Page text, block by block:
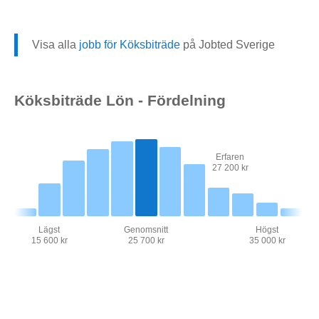
Visa alla jobb för Köksbiträde på Jobted Sverige
Köksbiträde Lön - Fördelning
Lägst
15 600 kr
Genomsnitt
25 700 kr
Erfaren
27 200 kr
Högst
35 000 kr